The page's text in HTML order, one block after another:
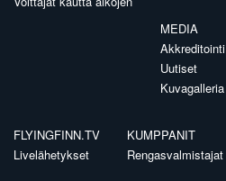
MEDIA
Akkreditointi
Uutiset
Kuvagalleria
FLYINGFINN.TV
Livelähetykset
KUMPPANIT
Rengasvalmistajat